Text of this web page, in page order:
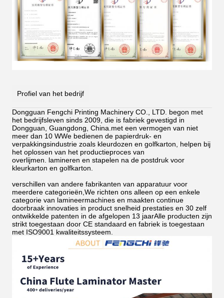
Profiel van het bedrijf
Dongguan Fengchi Printing Machinery CO., LTD. begon met
het bedrijfsleven sinds 2009, die is fabriek gevestigd in
Dongguan, Guangdong, China.met een vermogen van niet
meer dan 10 WWe bedienen de papierdruk- en
verpakkingsindustrie zoals kleurdozen en golfkarton, helpen bij
het oplossen van het productieproces van
overlijmen.
lamineren en stapelen na de postdruk voor
kleurkarton en golfkarton.
verschillen van andere fabrikanten van apparatuur voor
meerdere categorieën,We richten ons alleen op een enkele
categorie van lamineermachines en maakten continue
doorbraak innovaties in product snelheid prestaties en 30 zelf
ontwikkelde patenten in de afgelopen 13 jaarAlle producten zijn
strikt toegestaan door CE standaard en fabriek is toegestaan
met ISO9001 kwaliteitssysteem.